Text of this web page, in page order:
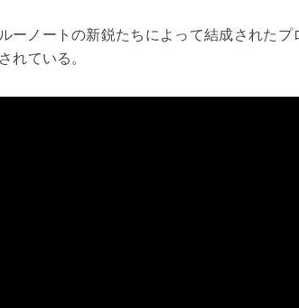
ーノートの新鋭たちによって結成されたプ
れている。